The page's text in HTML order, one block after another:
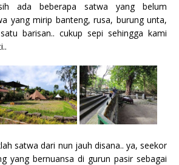
ada beberapa satwa yang belum
yang mirip banteng, rusa, burung unta,
barisan.. cukup sepi sehingga kami
satwa dari nun jauh disana.. ya, seekor
yang bernuansa di gurun pasir sebagai